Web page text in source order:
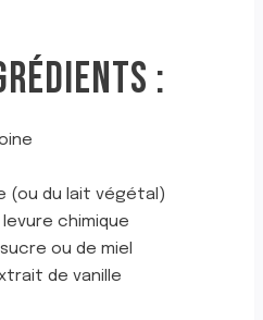
:
(ou du lait végétal)
chimique
ou de miel
de vanille